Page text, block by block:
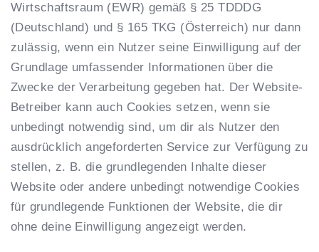
Wirtschaftsraum (EWR) gemäß § 25 TDDDG
(Deutschland) und § 165 TKG (Österreich) nur dann
zulässig, wenn ein Nutzer seine Einwilligung auf der
Grundlage umfassender Informationen über die
Zwecke der Verarbeitung gegeben hat. Der Website-
Betreiber kann auch Cookies setzen, wenn sie
unbedingt notwendig sind, um dir als Nutzer den
ausdrücklich angeforderten Service zur Verfügung zu
stellen, z. B. die grundlegenden Inhalte dieser
Website oder andere unbedingt notwendige Cookies
für grundlegende Funktionen der Website, die dir
ohne deine Einwilligung angezeigt werden.